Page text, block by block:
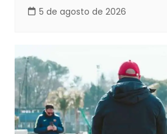
5 de agosto de 2026